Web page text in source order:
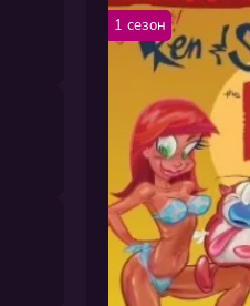
1 сезон